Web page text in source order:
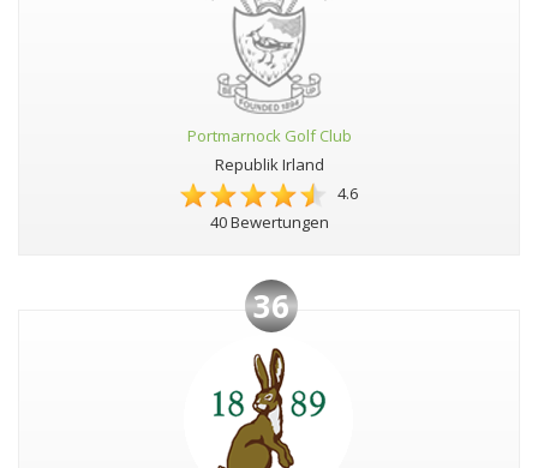
Portmarnock Golf Club
Republik Irland
4.6
40 Bewertungen
36